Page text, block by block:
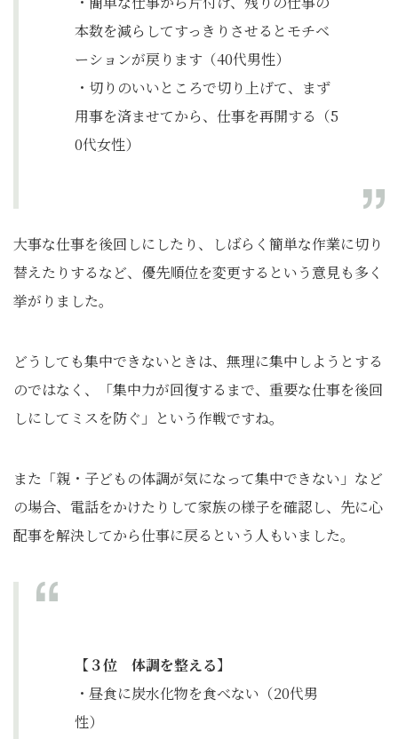
本数を減らしてすっきりさせるとモチベ
ーションが戻ります（40代男性）
・切りのいいところで切り上げて、まず
用事を済ませてから、仕事を再開する（5
0代女性）
大事な仕事を後回しにしたり、しばらく簡単な作業に切り
替えたりするなど、優先順位を変更するという意見も多く
挙がりました。
どうしても集中できないときは、無理に集中しようとする
のではなく、「集中力が回復するまで、重要な仕事を後回
しにしてミスを防ぐ」という作戦ですね。
また「親・子どもの体調が気になって集中できない」など
の場合、電話をかけたりして家族の様子を確認し、先に心
配事を解決してから仕事に戻るという人もいました。
【３位 体調を整える】
・昼食に炭水化物を食べない（20代男
性）